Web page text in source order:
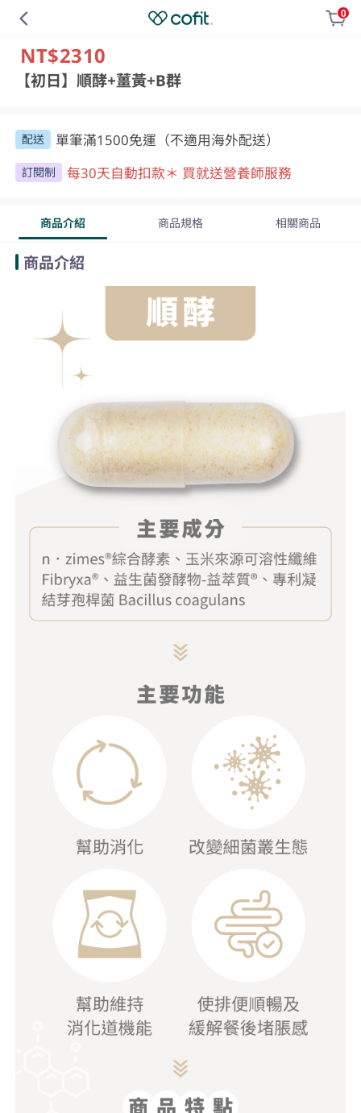
0
NT$2310
【初日】順酵+薑黃+B群
配送 單筆滿1500免運（不適用海外配送）
訂閱制 每30天自動扣款＊ 買就送營養師服務
商品介紹 商品規格 相關商品
商品介紹